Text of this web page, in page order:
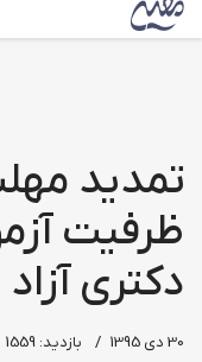
تمدید
ظرفیت
دکتری آزاد
30 دی 1395 بازدید: 1559